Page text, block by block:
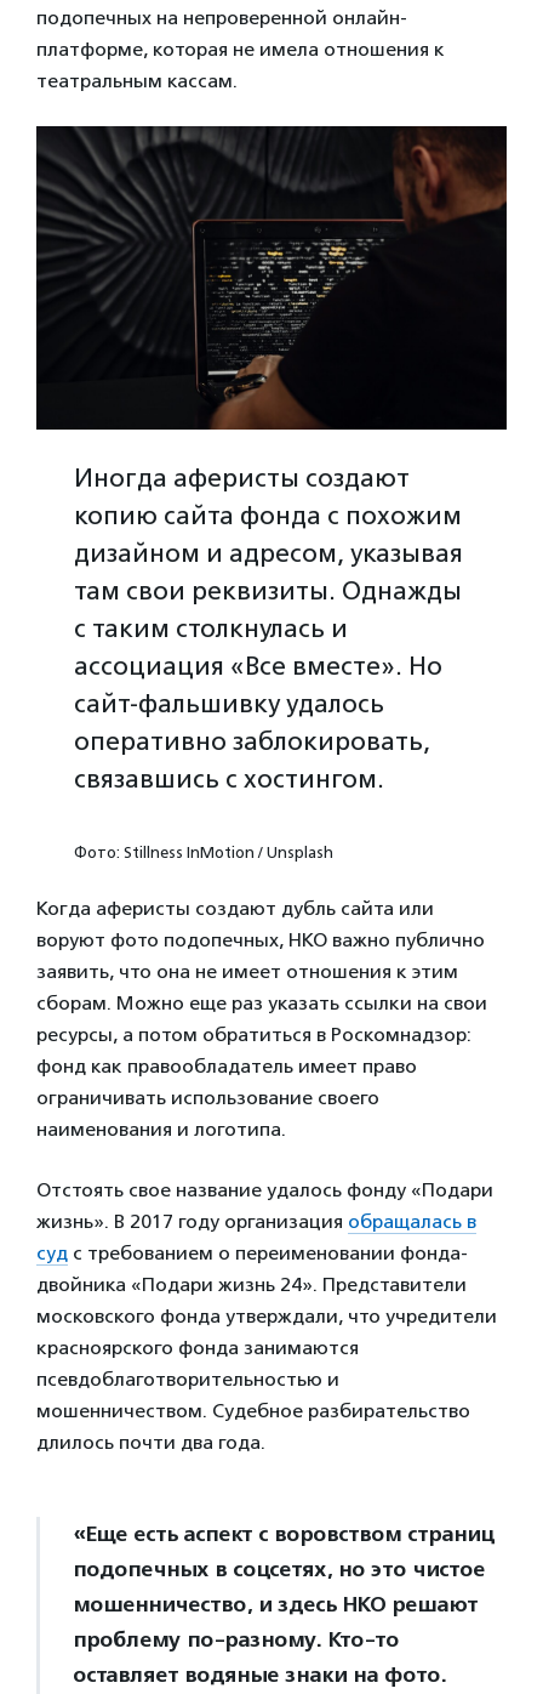
подопечных на непроверенной онлайн-
платформе, которая не имела отношения к
театральным кассам.
Иногда аферисты создают
копию сайта фонда с похожим
дизайном и адресом, указывая
там свои реквизиты. Однажды
с таким столкнулась и
ассоциация «Все вместе». Но
сайт-фальшивку удалось
оперативно заблокировать,
связавшись с хостингом.
Фото: Stillness InMotion / Unsplash
Когда аферисты создают дубль сайта или
воруют фото подопечных, НКО важно публично
заявить, что она не имеет отношения к этим
сборам. Можно еще раз указать ссылки на свои
ресурсы, а потом обратиться в Роскомнадзор:
фонд как правообладатель имеет право
ограничивать использование своего
наименования и логотипа.
Отстоять свое название удалось фонду «Подари
жизнь». В 2017 году организация обращалась в
суд с требованием о переименовании фонда-
двойника «Подари жизнь 24». Представители
московского фонда утверждали, что учредители
красноярского фонда занимаются
псевдоблаготворительностью и
мошенничеством. Судебное разбирательство
длилось почти два года.
«Еще есть аспект с воровством страниц
подопечных в соцсетях, но это чистое
мошенничество, и здесь НКО решают
проблему по-разному. Кто-то
оставляет водяные знаки на фото.